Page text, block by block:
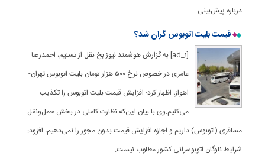
درباره پیش‌بینی
قیمت بلیت اتوبوس گران شد؟
[ad_1] به گزارش هوشمند نیوز بخ نقل از تسنیم، احمدرضا
عامری در خصوص نرخ ۵۰۰ هزار تومان بلیت اتوبوس تهران-
اهواز، اظهار کرد: افزایش قیمت بلیت اتوبوس را تکذیب
می‌کنیم.وی با بیان این‌که نظارت کاملی در بخش حمل‌ونقل
مسافری (اتوبوس) داریم و اجازه افزایش قیمت بدون مجوز را نمی‌دهیم، افزود:
شرایط ناوگان اتوبوسرانی کشور مطلوب نیست.